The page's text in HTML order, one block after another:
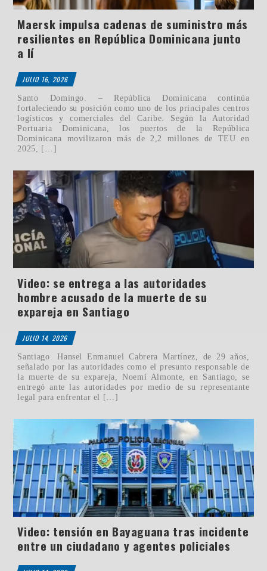
Maersk impulsa cadenas de suministro más
resilientes en República Dominicana junto
a lí
JULIO 16, 2026
Santo Domingo. – República Dominicana continúa
fortaleciendo su posición como uno de los principales centros
logísticos y comerciales del Caribe. Según la Autoridad
Portuaria Dominicana, los puertos de la República
Dominicana movilizaron más de 2,2 millones de TEU en
2025, […]
Video: se entrega a las autoridades
hombre acusado de la muerte de su
expareja en Santiago
JULIO 14, 2026
Santiago. Hansel Enmanuel Cabrera Martínez, de 29 años,
señalado por las autoridades como el presunto responsable de
la muerte de su expareja, Noemí Almonte, en Santiago, se
entregó ante las autoridades por medio de su representante
legal para enfrentar el […]
Video: tensión en Bayaguana tras incidente
entre un ciudadano y agentes policiales